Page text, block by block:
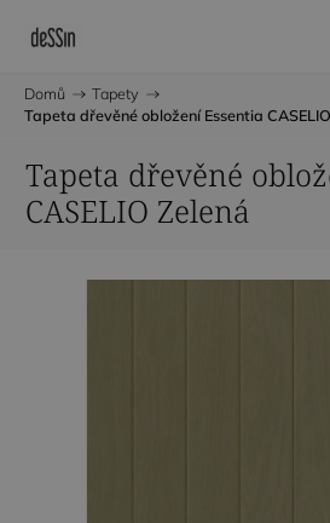
Domů / Tapety /
Tapeta dřevěné obložení Essentia
Tapeta dřevěné
CASELIO Zelená